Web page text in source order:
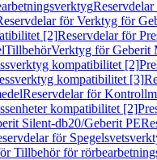
för Verktyg för
[2]Reservdelar för
TillbehörVerktyg för Geberit
kompatibilitet [2]
kompatibilitet [3]
Reservdelar för
kompatibilitet [2]
Silent-db20/Geberit PE
för
Tillbehör för